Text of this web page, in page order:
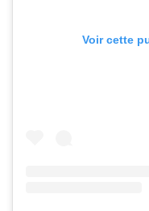
Voir cette